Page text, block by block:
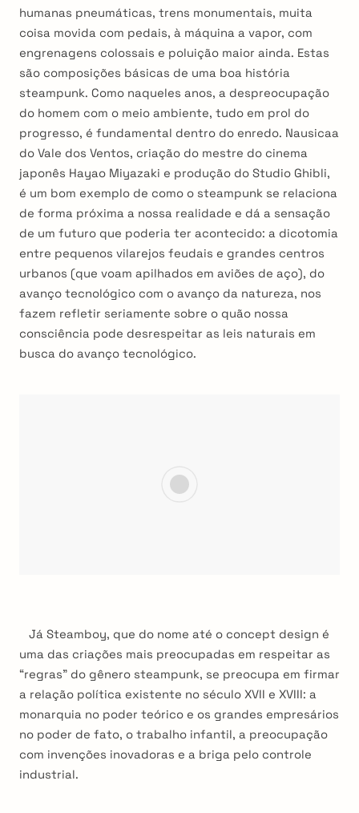
humanas pneumáticas, trens monumentais, muita
coisa movida com pedais, à máquina a vapor, com
engrenagens colossais e poluição maior ainda. Estas
são composições básicas de uma boa história
steampunk. Como naqueles anos, a despreocupação
do homem com o meio ambiente, tudo em prol do
progresso, é fundamental dentro do enredo. Nausicaa
do Vale dos Ventos, criação do mestre do cinema
japonês Hayao Miyazaki e produção do Studio Ghibli,
é um bom exemplo de como o steampunk se relaciona
de forma próxima a nossa realidade e dá a sensação
de um futuro que poderia ter acontecido: a dicotomia
entre pequenos vilarejos feudais e grandes centros
urbanos (que voam apilhados em aviões de aço), do
avanço tecnológico com o avanço da natureza, nos
fazem refletir seriamente sobre o quão nossa
consciência pode desrespeitar as leis naturais em
busca do avanço tecnológico.
Já Steamboy, que do nome até o concept design é
uma das criações mais preocupadas em respeitar as
“regras” do gênero steampunk, se preocupa em firmar
a relação política existente no século XVII e XVIII: a
monarquia no poder teórico e os grandes empresários
no poder de fato, o trabalho infantil, a preocupação
com invenções inovadoras e a briga pelo controle
industrial.